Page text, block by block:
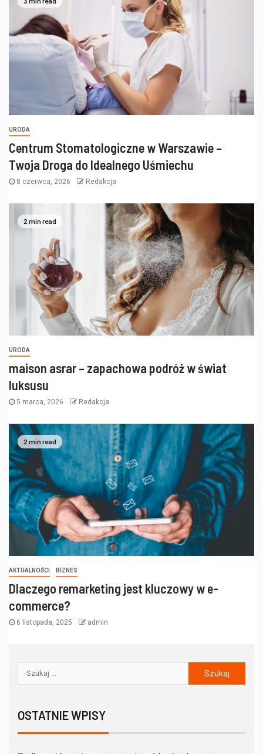
URODA
Centrum Stomatologiczne w Warszawie –
Twoja Droga do Idealnego Uśmiechu
8 czerwca, 2026 Redakcja
2 min read
URODA
maison asrar – zapachowa podróż w świat
luksusu
5 marca, 2026 Redakcja
2 min read
AKTUALNOŚCI BIZNES
Dlaczego remarketing jest kluczowy w e-
commerce?
6 listopada, 2025 admin
OSTATNIE WPISY